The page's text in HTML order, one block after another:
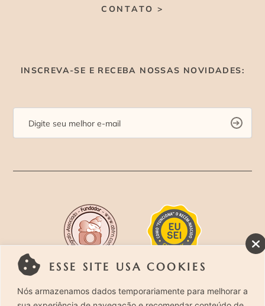
ESSE SITE USA COOKIES
Nós armazenamos dados temporariamente para melhorar a
CONTATO >
INSCREVA-SE E RECEBA NOSSAS NOVIDADES:
Rua Costa Carvalho, 419 – Pinheiros, São Paulo –